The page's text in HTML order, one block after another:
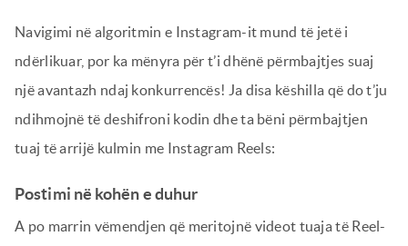
Navigimi në algoritmin e Instagram-it mund të jetë i
ndërlikuar, por ka mënyra për t’i dhënë përmbajtjes suaj
një avantazh ndaj konkurrencës! Ja disa këshilla që do t’ju
ndihmojnë të deshifroni kodin dhe ta bëni përmbajtjen
tuaj të arrijë kulmin me Instagram Reels:
Postimi në kohën e duhur
A po marrin vëmendjen që meritojnë videot tuaja të Reel-